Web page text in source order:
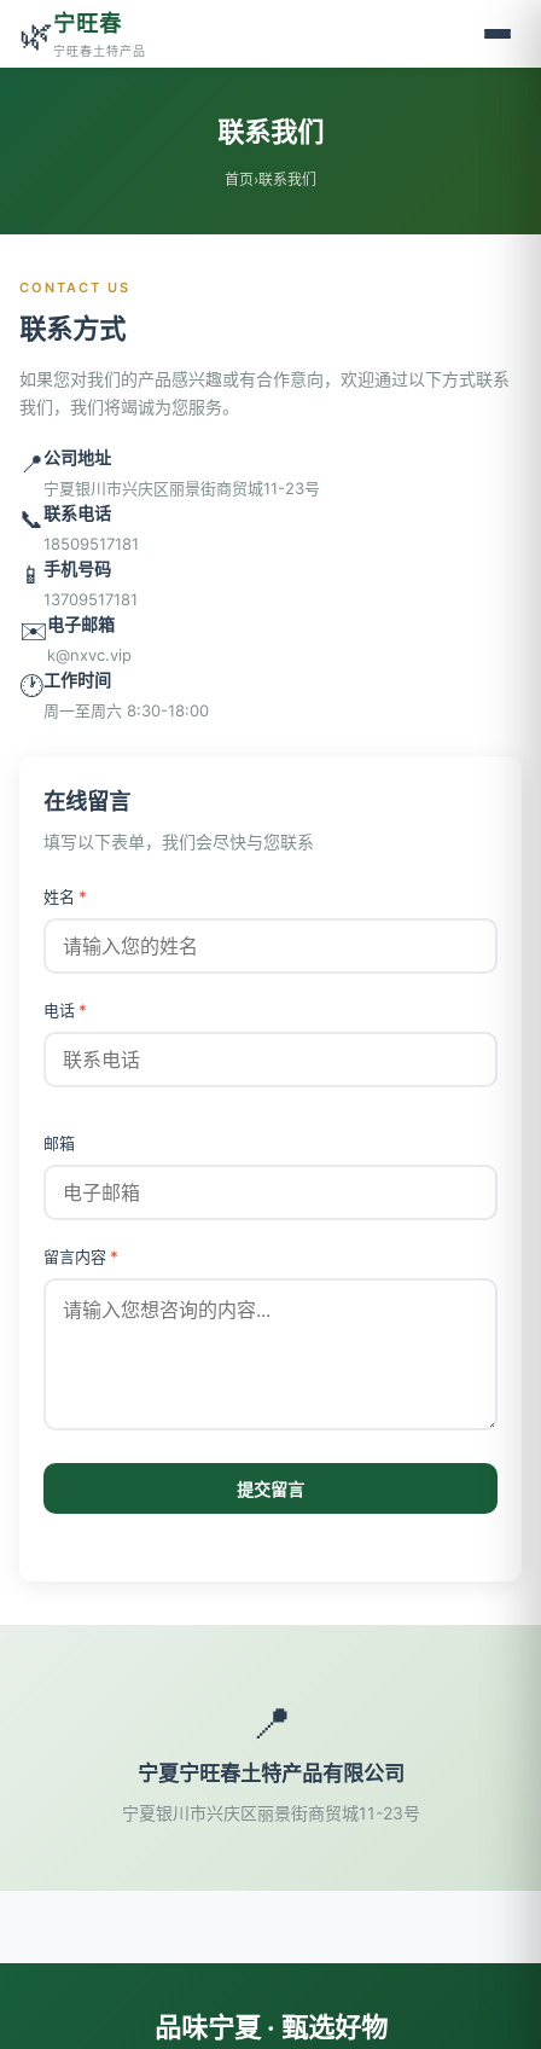
🌿宁旺春
宁旺春土特产品
联系我们
首页›联系我们
CONTACT US
联系方式
如果您对我们的产品感兴趣或有合作意向，欢迎通过以下方式联系
我们，我们将竭诚为您服务。
📍公司地址
宁夏银川市兴庆区丽景街商贸城11-23号
📞联系电话
18509517181
📱 手机号码
13709517181
✉️电子邮箱
k@nxvc.vip
🕐工作时间
周一至周六 8:30-18:00
在线留言
填写以下表单，我们会尽快与您联系
姓名 *
电话 *
邮箱
留言内容 *
提交留言
📍
宁夏宁旺春土特产品有限公司
宁夏银川市兴庆区丽景街商贸城11-23号
品味宁夏 · 甄选好物